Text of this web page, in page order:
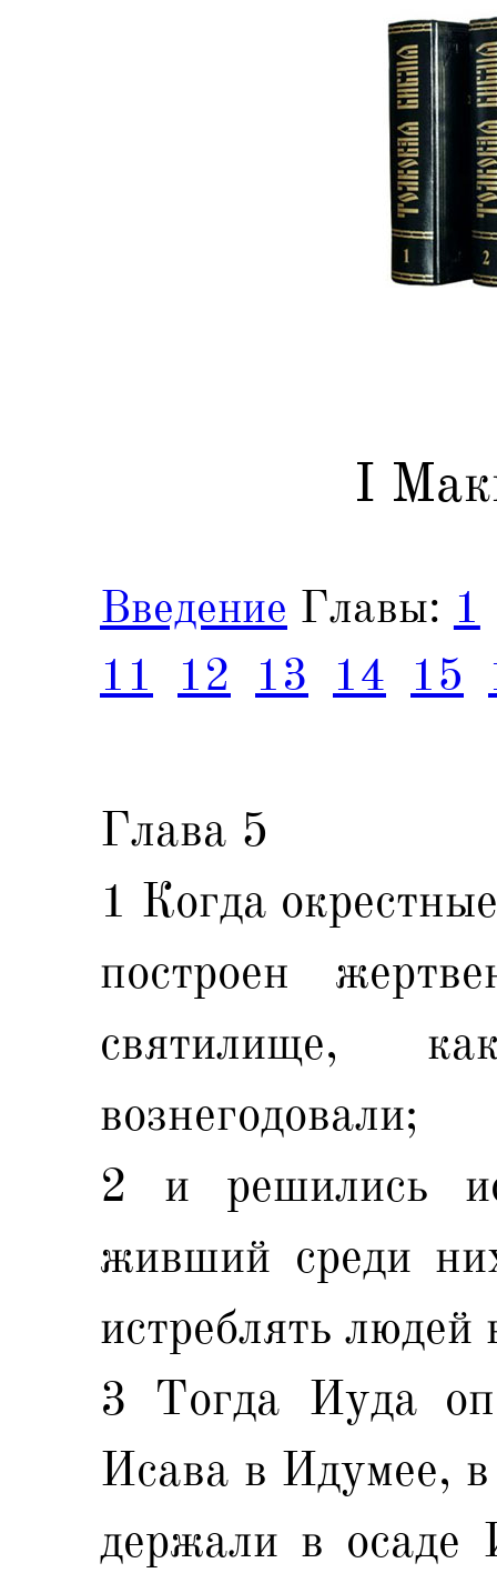
I
Введение Главы: 1
11
12 13 14 15
Глава 5
1 Когда
построен
святилище,
вознегодовали;
2 и решились
живший среди
истреблять людей
3 Тогда Иуда
Исава в Идумее,
держали в осаде